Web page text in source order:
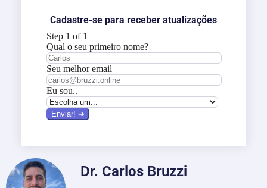
Cadastre-se para receber atualizações
Dr. Carlos Bruzzi